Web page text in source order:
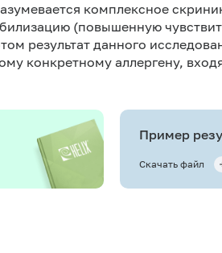
комплексное
(повышенную
результат данного
конкретному аллергену,
Пример
Скачать файл